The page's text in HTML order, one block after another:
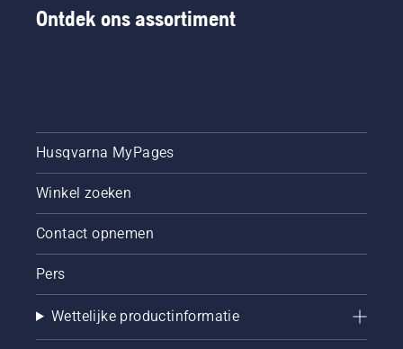
Ontdek ons assortiment
Husqvarna MyPages
Winkel zoeken
Contact opnemen
Pers
Wettelijke productinformatie